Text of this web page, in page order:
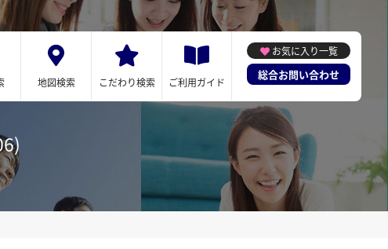
地図検索 こだわり検索 ご利用ガイド
お気に入り一覧
総合お問い合わせ